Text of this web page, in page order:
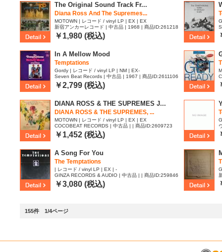
The Original Sound Track Fr...
Diana Ross And The Supremes...
MOTOWN | レコード / vinyl LP | EX | EX
新宿アンカーレコード | 中古品 | 1968 | 商品ID:261218
5￥1,980 (税込)
In A Mellow Mood
Temptations
Gordy | レコード / vinyl LP | NM | EX-
Seven Beat Records | 中古品 | 1967 | 商品ID:2611106
￥2,799 (税込)
DIANA ROSS & THE SUPREMES J...
DIANA ROSS & THE SUPREMES, ...
MOTOWN | レコード / vinyl LP | EX | EX
COCOBEAT RECORDS | 中古品 | | 商品ID:2609723
￥1,452 (税込)
A Song For You
The Temptations
| レコード / vinyl LP | EX | -
GINZA RECORDS & AUDIO | 中古品 | | 商品ID:259846
0￥3,080 (税込)
4
155件 1/4ページ